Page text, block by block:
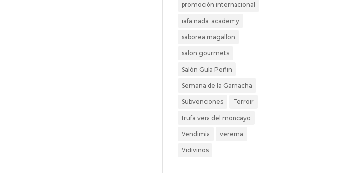
promoción internacional
rafa nadal academy
saborea magallon
salon gourmets
Salón Guía Peñin
Semana de la Garnacha
Subvenciones Terroir
trufa vera del moncayo
Vendimia verema
Vidivinos